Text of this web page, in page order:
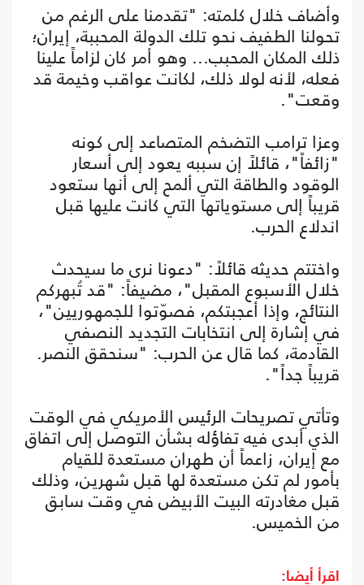
وأضاف خلال كلمته: "تقدمنا على الرغم من
تحولنا الطفيف نحو تلك الدولة المحببة، إيران؛
ذلك المكان المحبب... وهو أمر كان لزاماً علينا
فعله، لأنه لولا ذلك، لكانت عواقب وخيمة قد
وقعت".
وعزا ترامب التضخم المتصاعد إلى كونه
"زائفاً"، قائلاً إن سببه يعود إلى أسعار
الوقود والطاقة التي ألمح إلى أنها ستعود
قريباً إلى مستوياتها التي كانت عليها قبل
اندلاع الحرب.
واختتم حديثه قائلاً: "دعونا نرى ما سيحدث
خلال الأسبوع المقبل"، مضيفاً: "قد تُبهركم
النتائج، وإذا أعجبتكم، فصوّتوا للجمهوريين"،
في إشارة إلى انتخابات التجديد النصفي
القادمة، كما قال عن الحرب: "سنحقق النصر.
قريباً جداً".
وتأتي تصريحات الرئيس الأمريكي في الوقت
الذي أبدى فيه تفاؤله بشأن التوصل إلى اتفاق
مع إيران، زاعماً أن طهران مستعدة للقيام
بأمور لم تكن مستعدة لها قبل شهرين، وذلك
قبل مغادرته البيت الأبيض في وقت سابق
من الخميس.
اقرأ أيضا: